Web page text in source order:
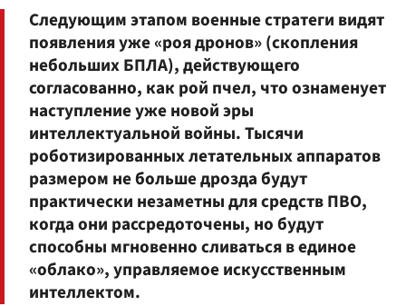
Следующим этапом военные стратеги видят
появления уже «роя дронов» (скопления
небольших БПЛА), действующего
согласованно, как рой пчел, что ознаменует
наступление уже новой эры
интеллектуальной войны. Тысячи
роботизированных летательных аппаратов
размером не больше дрозда будут
практически незаметны для средств ПВО,
когда они рассредоточены, но будут
способны мгновенно сливаться в единое
«облако», управляемое искусственным
интеллектом.